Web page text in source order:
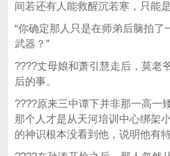
间若还有人能救醒沉若寒，只能
“你确定那人只是在师弟后脑拍
武器？”
????丈母娘和萧引慧走后，莫老
后的事。
????原来三中谭下并非那一高一
那个人才是从天河培训中心绑架
的神识根本没看到他，说明他有